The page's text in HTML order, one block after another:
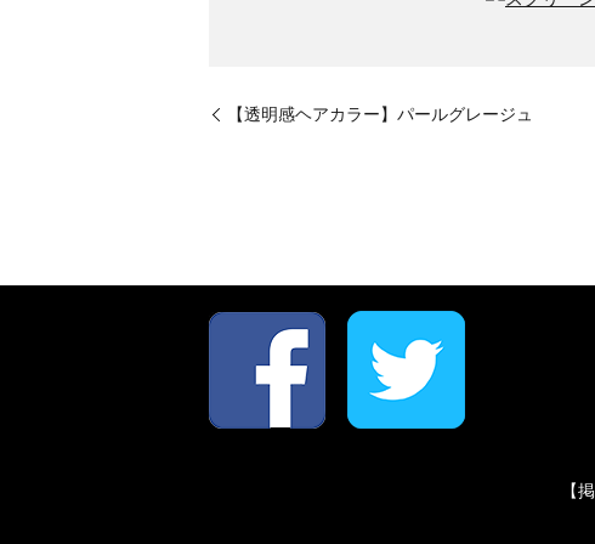
【透明感ヘアカラー】パールグレージュ
【